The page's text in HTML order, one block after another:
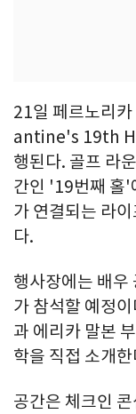
21일 페르노리
antine's 19th
행된다. 골프 라
간인 '19번째 홀'
가 연결되는 라
다.
행사장에는 배우
가 참석할 예정
과 에리카 말본
학을 직접 소개한
공간은 체크인